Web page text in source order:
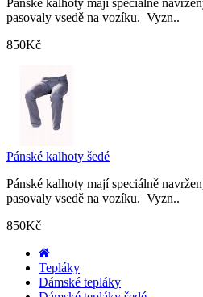
pasovaly vsedě na vozíku. Vyzn..
850Kč
Pánské kalhoty šedé
Pánské kalhoty mají speciálně
pasovaly vsedě na vozíku. Vyzn..
850Kč
Tepláky
Dámské tepláky